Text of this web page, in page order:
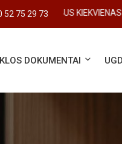
52 75 29 73
#SVARBUS KIEKVIENAS
DOKUMENTAI